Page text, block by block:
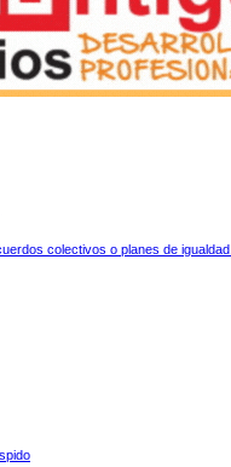
colectivos o planes de igualdad.